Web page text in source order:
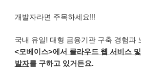
개발자라면 주목하세요!!!
국내 유일! 대형 금융기관 구축 경험과
<모베이스>에서 클라우드 웹 서비스
발자를 구하고 있거든요.